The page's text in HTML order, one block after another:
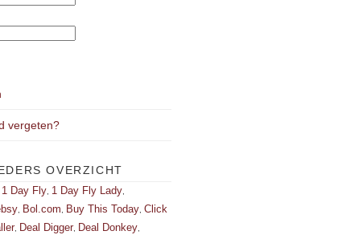
vergeten?
OVERZICHT
1 Day Fly 1 Day Fly Lady
Bol.com Buy This Today Click
Deal Digger Deal Donkey